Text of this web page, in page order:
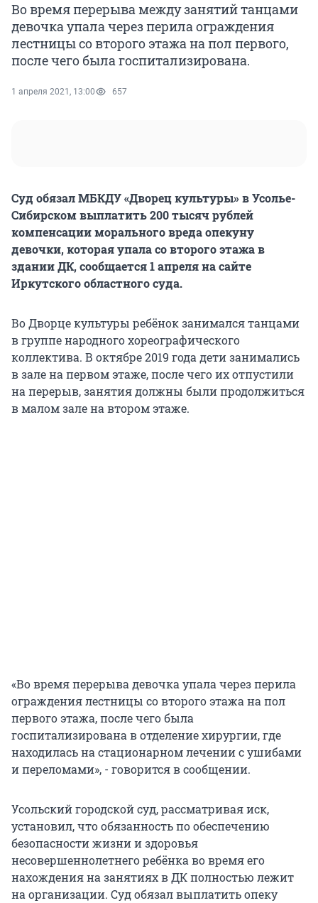
Во время перерыва между занятий танцами
девочка упала через перила ограждения
лестницы со второго этажа на пол первого,
после чего была госпитализирована.
1 апреля 2021, 13:00 657
Суд обязал МБКДУ «Дворец культуры» в Усолье-
Сибирском выплатить 200 тысяч рублей
компенсации морального вреда опекуну
девочки, которая упала со второго этажа в
здании ДК, сообщается 1 апреля на сайте
Иркутского областного суда.
Во Дворце культуры ребёнок занимался танцами
в группе народного хореографического
коллектива. В октябре 2019 года дети занимались
в зале на первом этаже, после чего их отпустили
на перерыв, занятия должны были продолжиться
в малом зале на втором этаже.
«Во время перерыва девочка упала через перила
ограждения лестницы со второго этажа на пол
первого этажа, после чего была
госпитализирована в отделение хирургии, где
находилась на стационарном лечении с ушибами
и переломами», - говорится в сообщении.
Усольский городской суд, рассматривая иск,
установил, что обязанность по обеспечению
безопасности жизни и здоровья
несовершеннолетнего ребёнка во время его
нахождения на занятиях в ДК полностью лежит
на организации. Суд обязал выплатить опеку